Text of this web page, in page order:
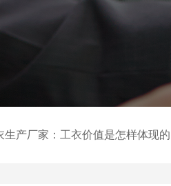
生产厂家：工衣价值是怎样体现的